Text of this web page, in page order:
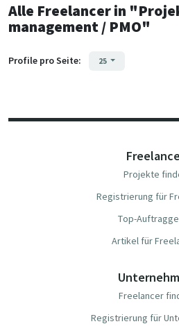
Alle Freelancerin
management / PMO"
Profile pro Seite: 25
Projekte
Registrierung für
Top-
Artikel für
Freelancer
Registrierung für